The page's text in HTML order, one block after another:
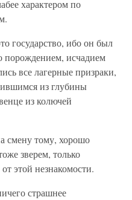
характером по
государство, ибо он был
порождением, исчадием
все лагерные призраки,
из глубины
из колючей
смену тому, хорошо
зверем, только
этой незнакомости.
страшнее